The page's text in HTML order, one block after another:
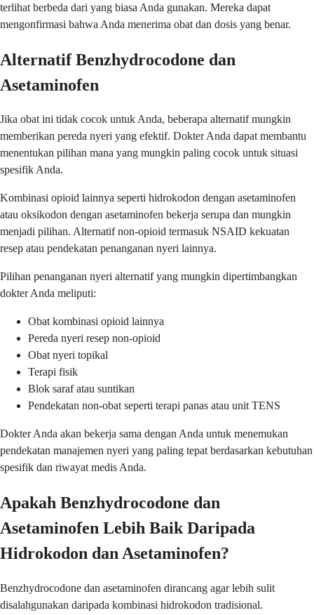
terlihat berbeda dari yang biasa Anda gunakan. Mereka dapat
mengonfirmasi bahwa Anda menerima obat dan dosis yang benar.
Alternatif Benzhydrocodone dan
Asetaminofen
Jika obat ini tidak cocok untuk Anda, beberapa alternatif mungkin
memberikan pereda nyeri yang efektif. Dokter Anda dapat membantu
menentukan pilihan mana yang mungkin paling cocok untuk situasi
spesifik Anda.
Kombinasi opioid lainnya seperti hidrokodon dengan asetaminofen
atau oksikodon dengan asetaminofen bekerja serupa dan mungkin
menjadi pilihan. Alternatif non-opioid termasuk NSAID kekuatan
resep atau pendekatan penanganan nyeri lainnya.
Pilihan penanganan nyeri alternatif yang mungkin dipertimbangkan
dokter Anda meliputi:
Obat kombinasi opioid lainnya
Pereda nyeri resep non-opioid
Obat nyeri topikal
Terapi fisik
Blok saraf atau suntikan
Pendekatan non-obat seperti terapi panas atau unit TENS
Dokter Anda akan bekerja sama dengan Anda untuk menemukan
pendekatan manajemen nyeri yang paling tepat berdasarkan kebutuhan
spesifik dan riwayat medis Anda.
Apakah Benzhydrocodone dan
Asetaminofen Lebih Baik Daripada
Hidrokodon dan Asetaminofen?
Benzhydrocodone dan asetaminofen dirancang agar lebih sulit
disalahgunakan daripada kombinasi hidrokodon tradisional.